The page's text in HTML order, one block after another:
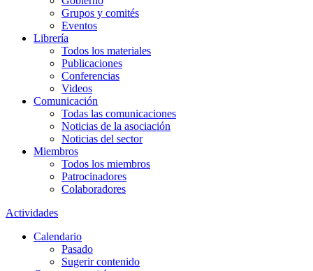
Grupos y comités
Eventos
Librería
Todos los materiales
Publicaciones
Conferencias
Videos
Comunicación
Todas las comunicaciones
Noticias de la asociación
Noticias del sector
Miembros
Todos los miembros
Patrocinadores
Colaboradores
Actividades
Calendario
Pasado
Sugerir contenido